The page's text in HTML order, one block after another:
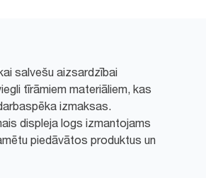
salvešu aizsardzībai
tīrāmiem materiāliem, kas
izmaksas.
displeja logs izmantojams
piedāvātos produktus un